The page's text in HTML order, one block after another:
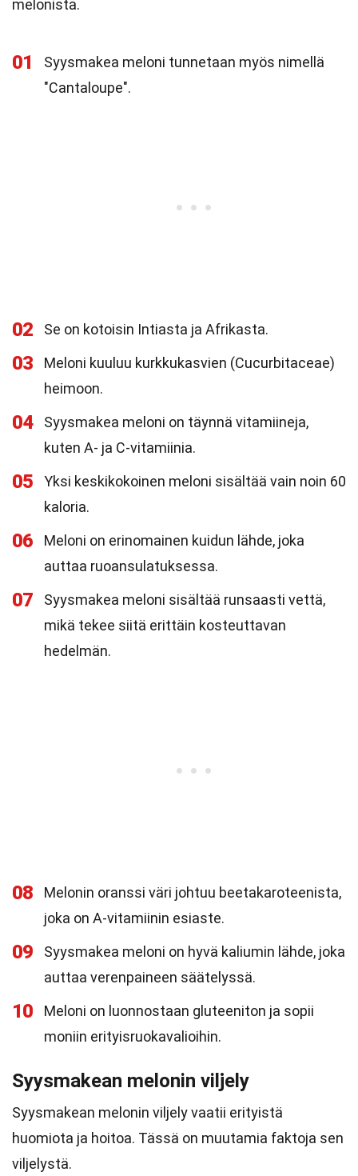
melonista.
01
Syysmakea meloni tunnetaan myös nimellä
"Cantaloupe".
02 Se on kotoisin Intiasta ja Afrikasta.
03
Meloni kuuluu kurkkukasvien (Cucurbitaceae)
heimoon.
04
Syysmakea meloni on täynnä vitamiineja,
kuten A- ja C-vitamiinia.
05
Yksi keskikokoinen meloni sisältää vain noin 60
kaloria.
06
Meloni on erinomainen kuidun lähde, joka
auttaa ruoansulatuksessa.
07
Syysmakea meloni sisältää runsaasti vettä,
mikä tekee siitä erittäin kosteuttavan
hedelmän.
08
Melonin oranssi väri johtuu beetakaroteenista,
joka on A-vitamiinin esiaste.
09
Syysmakea meloni on hyvä kaliumin lähde, joka
auttaa verenpaineen säätelyssä.
10
Meloni on luonnostaan gluteeniton ja sopii
moniin erityisruokavalioihin.
Syysmakean melonin viljely
Syysmakean melonin viljely vaatii erityistä
huomiota ja hoitoa. Tässä on muutamia faktoja sen
viljelystä.